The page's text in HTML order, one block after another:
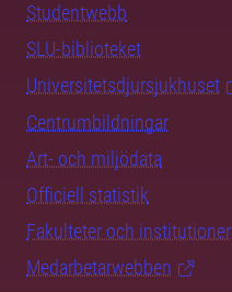
Studentwebb
SLU-biblioteket
Universitetsdjursjukhuset
Centrumbildningar
Art- och miljödata
Officiell statistik
Fakulteter och institutioner
Medarbetarwebben